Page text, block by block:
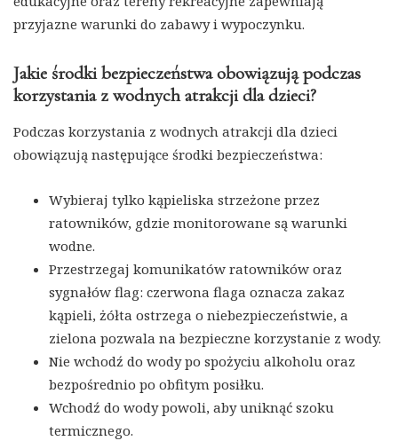
przyjazne warunki do zabawy i wypoczynku.
Jakie środki bezpieczeństwa obowiązują podczas
korzystania z wodnych atrakcji dla dzieci?
Podczas korzystania z wodnych atrakcji dla dzieci
obowiązują następujące środki bezpieczeństwa:
Wybieraj tylko kąpieliska strzeżone przez
ratowników, gdzie monitorowane są warunki
wodne.
Przestrzegaj komunikatów ratowników oraz
sygnałów flag: czerwona flaga oznacza zakaz
kąpieli, żółta ostrzega o niebezpieczeństwie, a
zielona pozwala na bezpieczne korzystanie z wody.
Nie wchodź do wody po spożyciu alkoholu oraz
bezpośrednio po obfitym posiłku.
Wchodź do wody powoli, aby uniknąć szoku
termicznego.